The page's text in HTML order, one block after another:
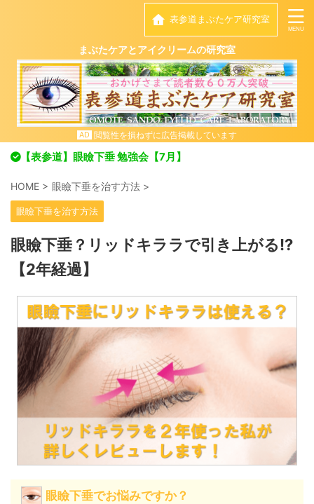
表参道まぶたケア研究室
まぶたケアとアイクリームの研究室
AD 閲覧性を損ねずに広告掲載しています
【表参道】眼瞼下垂 勉強会【7月】
HOME > 眼瞼下垂を治す方法 >
眼瞼下垂を治す方法
眼瞼下垂？リッドキララで引き上がる!?
【2年経過】
眼瞼下垂でお悩みですか？